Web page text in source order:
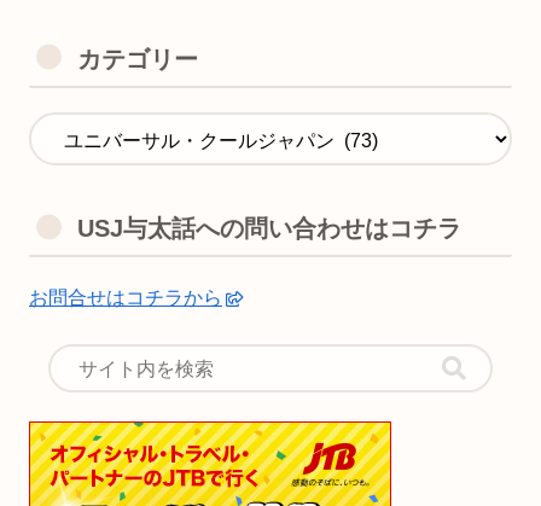
カテゴリー
USJ与太話への問い合わせはコチラ
お問合せはコチラから